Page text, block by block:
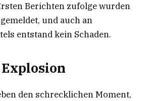
Berichten zufolge wurden
und auch an
entstand kein Schaden.
den schrecklichen Moment,